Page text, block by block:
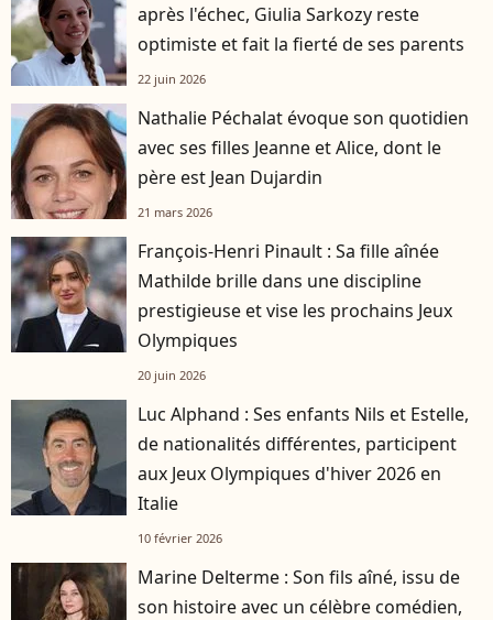
après l'échec, Giulia Sarkozy reste
optimiste et fait la fierté de ses parents
22 juin 2026
Nathalie Péchalat évoque son quotidien
avec ses filles Jeanne et Alice, dont le
père est Jean Dujardin
21 mars 2026
François-Henri Pinault : Sa fille aînée
Mathilde brille dans une discipline
prestigieuse et vise les prochains Jeux
Olympiques
20 juin 2026
Luc Alphand : Ses enfants Nils et Estelle,
de nationalités différentes, participent
aux Jeux Olympiques d'hiver 2026 en
Italie
10 février 2026
Marine Delterme : Son fils aîné, issu de
son histoire avec un célèbre comédien,